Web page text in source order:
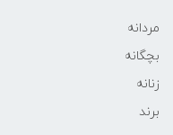
مردانه
بچگانه
زنانه
برند